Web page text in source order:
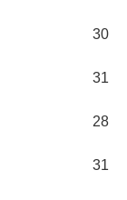
30
31
28
31